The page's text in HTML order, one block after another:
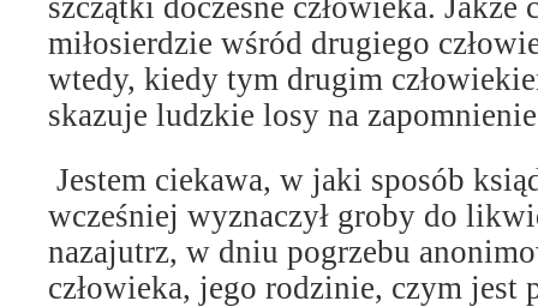
szczątki doczesne człowieka. Jakże
miłosierdzie wśród drugiego
wtedy, kiedy tym drugim
skazuje ludzkie losy na
Jestem ciekawa, w jaki sposób
wcześniej wyznaczył groby do
nazajutrz, w dniu pogrzebu
człowieka, jego rodzinie, czym jest